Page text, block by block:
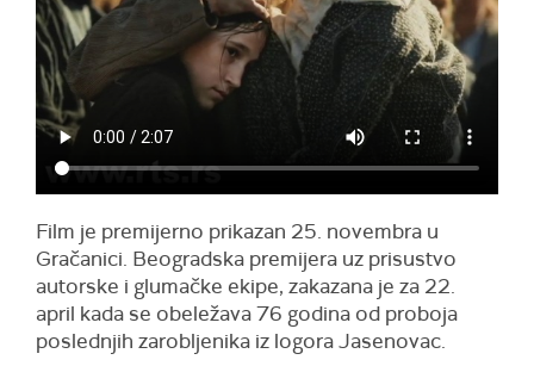
Film je premijerno prikazan 25. novembra u
Gračanici. Beogradska premijera uz prisustvo
autorske i glumačke ekipe, zakazana je za 22.
april kada se obeležava 76 godina od proboja
poslednjih zarobljenika iz logora Jasenovac.